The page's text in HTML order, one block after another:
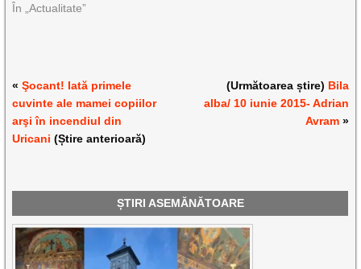
În „Actualitate”
«Şocant! Iată primele
cuvinte ale mamei copiilor
arşi în incendiul din
Uricani (Știre anterioară)
(Următoarea știre) Bila
alba/ 10 iunie 2015- Adrian
Avram»
ȘTIRI ASEMĂNĂTOARE